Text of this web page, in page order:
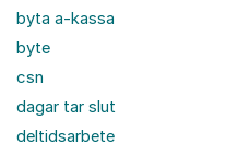
byta a-kassa
byte
csn
dagar tar slut
deltidsarbete